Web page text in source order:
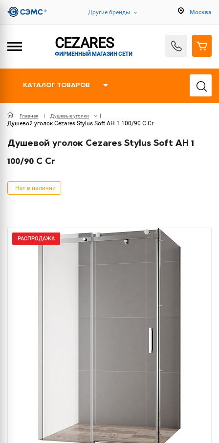
Другие бренды Москва
CEZARES
ФИРМЕННЫЙ МАГАЗИН СЕТИ
КАТАЛОГ ТОВАРОВ
Главная Душевые уголки
Душевой уголок Cezares Stylus Soft AH 1 100/90 C Cr
Душевой уголок Cezares Stylus Soft AH 1
100/90 C Cr
Нет в наличии
РАСПРОДАЖА